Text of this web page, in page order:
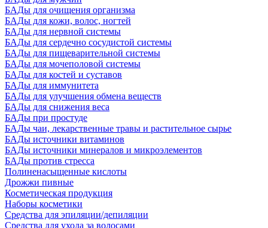
БАДы для очищения организма
БАДы для кожи, волос, ногтей
БАДы для нервной системы
БАДы для сердечно сосудистой системы
БАДы для пищеварительной системы
БАДы для мочеполовой системы
БАДы для костей и суставов
БАДы для иммунитета
БАДы для улучшения обмена веществ
БАДы для снижения веса
БАДы при простуде
БАДы чаи, лекарственные травы и растительное сырье
БАДы источники витаминов
БАДы источники минералов и микроэлементов
БАДы против стресса
Полиненасыщенные кислоты
Дрожжи пивные
Косметическая продукция
Наборы косметики
Средства для эпиляции/депиляции
Средства для ухода за волосами